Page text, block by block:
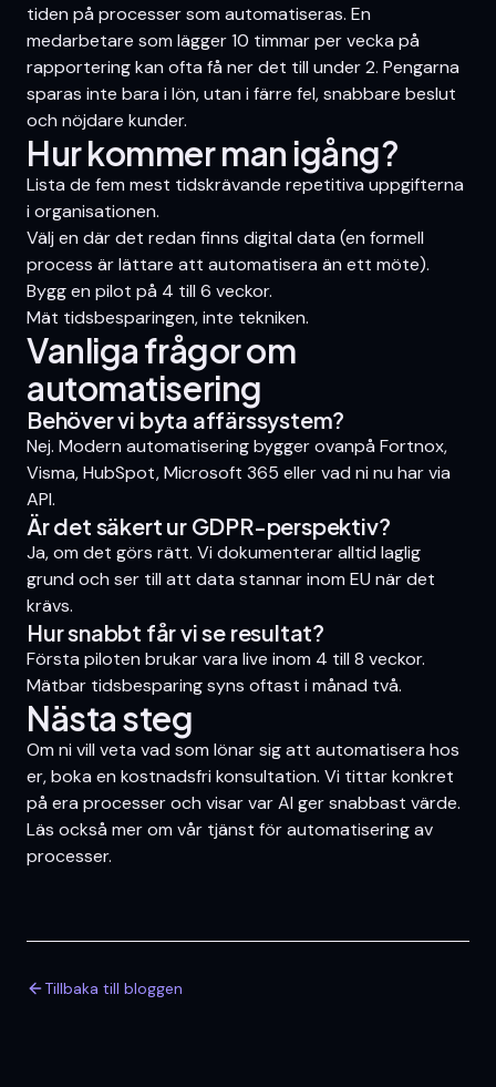
tiden på processer som automatiseras. En
medarbetare som lägger 10 timmar per vecka på
rapportering kan ofta få ner det till under 2. Pengarna
sparas inte bara i lön, utan i färre fel, snabbare beslut
och nöjdare kunder.
Hur kommer man igång?
Lista de fem mest tidskrävande repetitiva uppgifterna
i organisationen.
Välj en där det redan finns digital data (en formell
process är lättare att automatisera än ett möte).
Bygg en pilot på 4 till 6 veckor.
Mät tidsbesparingen, inte tekniken.
Vanliga frågor om
automatisering
Behöver vi byta affärssystem?
Nej. Modern automatisering bygger ovanpå Fortnox,
Visma, HubSpot, Microsoft 365 eller vad ni nu har via
API.
Är det säkert ur GDPR-perspektiv?
Ja, om det görs rätt. Vi dokumenterar alltid laglig
grund och ser till att data stannar inom EU när det
krävs.
Hur snabbt får vi se resultat?
Första piloten brukar vara live inom 4 till 8 veckor.
Mätbar tidsbesparing syns oftast i månad två.
Nästa steg
Om ni vill veta vad som lönar sig att automatisera hos
er,boka en kostnadsfri konsultation. Vi tittar konkret
på era processer och visar var AI ger snabbast värde.
Läs också mer om vår tjänst förautomatisering av
processer.
Tillbaka till bloggen